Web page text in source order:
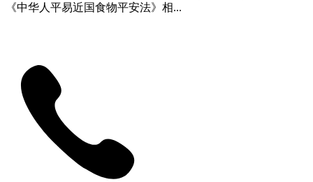
《中华人平易近国食物平安法》相...